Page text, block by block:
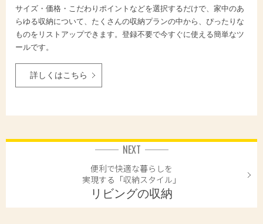
サイズ・価格・こだわりポイントなどを選択するだけで、家中のあ
らゆる収納について、たくさんの収納プランの中から、ぴったりな
ものをリストアップできます。登録不要で今すぐに使える簡単なツ
ールです。
詳しくはこちら
NEXT
便利で快適な暮らしを
実現する「収納スタイル」
リビングの収納